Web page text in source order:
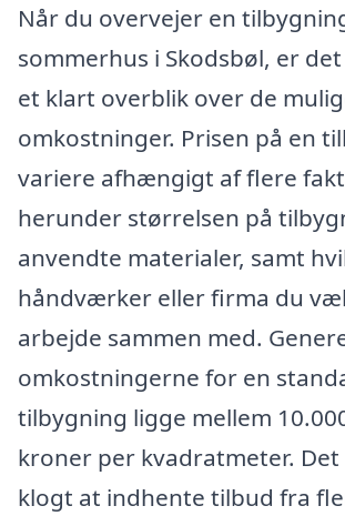
Når du overvejer en
sommerhus i Skodsbøl, er
et klart overblik over de
omkostninger. Prisen på en
variere afhængigt af flere
herunder størrelsen på
anvendte materialer, samt
håndværker eller firma du
arbejde sammen med.
omkostningerne for en
tilbygning ligge mellem
kroner per kvadratmeter.
klogt at indhente tilbud fra